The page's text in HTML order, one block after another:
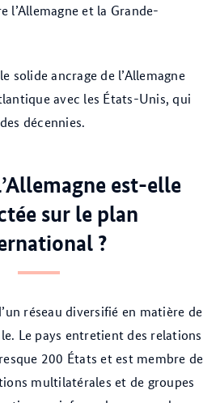
l’Allemagne et la Grande-
solide ancrage de l’Allemagne
avec les États-Unis, qui
décennies.
est-elle
sur le plan
?
réseau diversifié en matière de
Le pays entretient des relations
200 États et est membre de
multilatérales et de groupes